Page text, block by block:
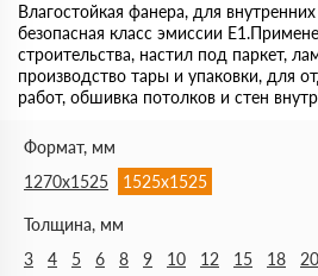
Влагостойкая фанера, для
безопасная класс эмиссии
строительства, настил под паркет,
производство тары и упаковки, для
работ, обшивка потолков и стен
Формат, мм
1270х1525
1525х1525
Толщина, мм
3
4 5 6 8 9 10 12 15 18 20